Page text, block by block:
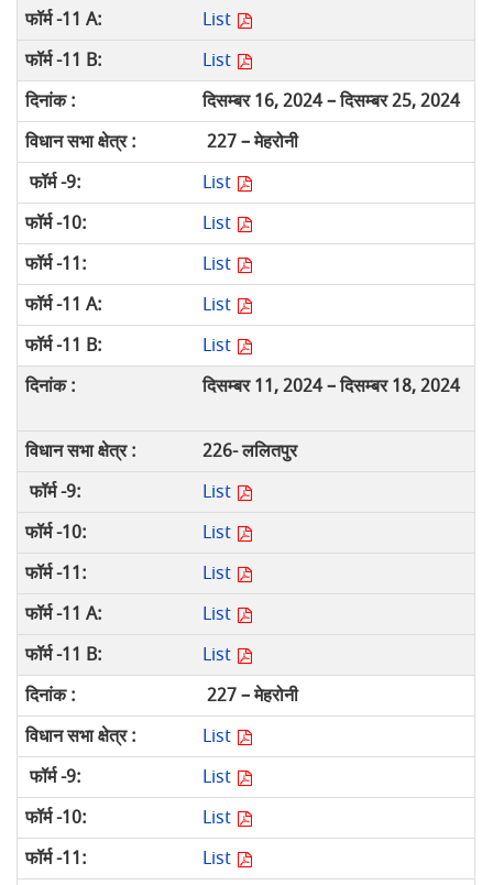
List
List
दिसम्बर 16, 2024 – दिसम्बर 25, 2024
227 – मेहरोनी
List
List
List
List
List
दिसम्बर 11, 2024 – दिसम्बर 18, 2024
226- ललितपुर
List
List
List
List
List
227 – मेहरोनी
List
List
List
List